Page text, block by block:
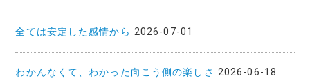
ョ
全ては安定した感情から 2026-07-01
わかんなくて、わかった向こう側の楽しさ 2026-06-18